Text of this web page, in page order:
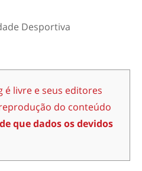
Desportiva
é livre e seus editores
do conteúdo
que dados os devidos